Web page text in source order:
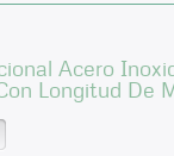
Acero
Longitud De